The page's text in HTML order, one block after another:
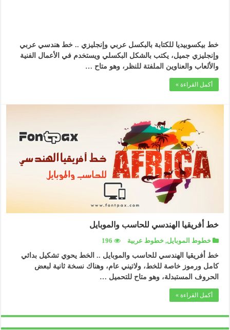
خط بيكسوبيديا للكتابة بالبكسل عربي وإنجليزي .. خط هندسي عربي
وإنجليزي جميل، يكتب بالشكل البكسلي ويستخدم في الأعمال الفنية
والألعاب والعناوين الملفتة للنظر، وهو متاح …
أكمل القراءة »
خط أفريقيا الهندسي للحاسب والموبايل
خطوط الموبايل,خطوط عربية
196
خط أفريقيا الهندسي للحاسب والموبايل .. الخط يحوي تشكيل بدائي
كامل ورموز خاصة للخط، ولاتيني عام، وهناك نسخة ثانية لبعض
الحروف المستبدلة، وهو متاح للتحميل …
أكمل القراءة »